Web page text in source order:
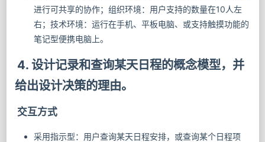
进行可共享的协作；组织环境：用户支持的数量在10人左
右；技术环境：运行在手机、平板电脑、或支持触摸功能的
笔记型便携电脑上。
4. 设计记录和查询某天日程的概念模型，并
给出设计决策的理由。
交互方式
采用指示型：用户查询某天日程安排，或查询某个日程项